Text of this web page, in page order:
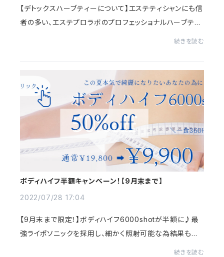
【デトックスハーブティーについて】エステティシャンにも信
者の多い、エステプロラボのプロフェッショナルハーブティ
続きを読む
ボディハイフ半額キャンペーン！【9月末まで】
2022/07/28 17:04
【9月末まで限定！】ボディハイフ6000shotが半額に♪最
強ライポソニックを採用し、細かく照射可能な為結果も出
続きを読む